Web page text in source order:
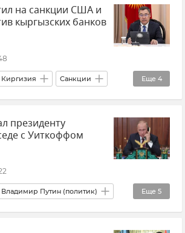
Сотрудничество
на санкции США и
кыргызских банков
Еще 4
Киргизия Санкции
Великобритания
президенту
с Уиткоффом
Еще 5
Владимир Путин (политик)